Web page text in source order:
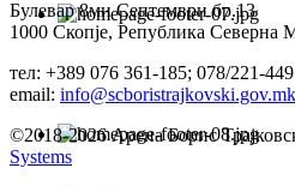
Булевар 8ми Септември бр.13
1000 Скопје, Република Северна
тел: +389 076 361-185; 078/221-449
email: info@scboristrajkovski.gov.mk
©2018-2026 Арена Борис
Systems